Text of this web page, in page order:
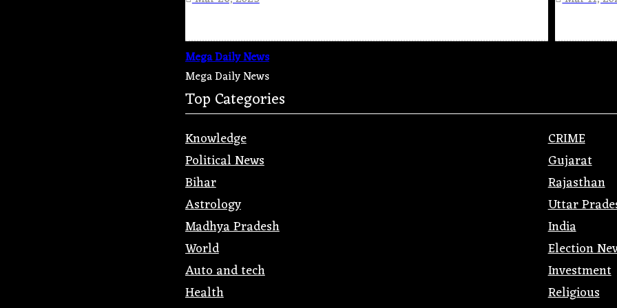
Mega Daily News
Mega Daily News
Top Categories
Knowledge
CRIME
Political News
Gujarat
Bihar
Rajasthan
Astrology
Uttar
Madhya Pradesh
India
World
Election
Auto and tech
Investment
Health
Religious